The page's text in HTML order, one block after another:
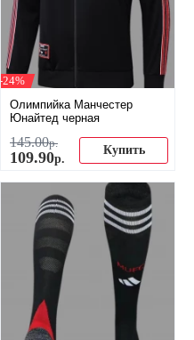
-24%
Олимпийка Манчестер
Юнайтед черная
145.00р.
109.90р.
Купить